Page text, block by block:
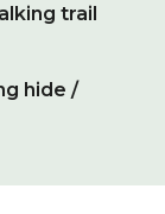
trail
hide /